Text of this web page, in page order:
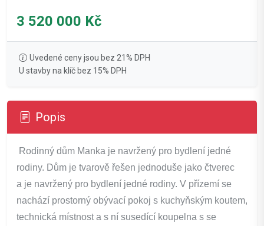
3 520 000 Kč
Uvedené ceny jsou bez 21% DPH
U stavby na klíč bez 15% DPH
Popis
Rodinný dům Manka je navržený pro bydlení jedné
rodiny. Dům je tvarově řešen jednoduše jako čtverec
a je navržený pro bydlení jedné rodiny. V přízemí se
nachází prostorný obývací pokoj s kuchyňským koutem,
technická místnost a s ní susedící koupelna s se